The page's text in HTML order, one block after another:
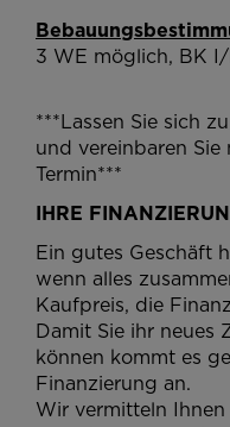
3 WE möglich, BK
***Lassen Sie sich
und vereinbaren
Termin***
IHRE
Ein gutes Geschäft
wenn alles
Kaufpreis, die
Damit Sie ihr neues
können kommt es
Finanzierung an.
Wir vermitteln